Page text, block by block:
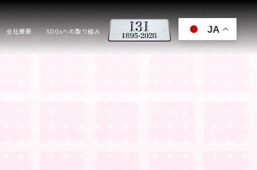
会社概要 SDGsへの取り組み JA